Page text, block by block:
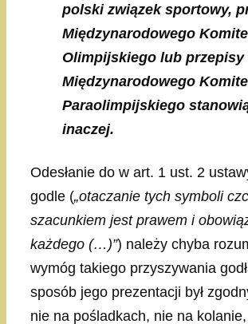
polski związek sportowy,
Międzynarodowego
Olimpijskiego lub przepisy
Międzynarodowego
Paraolimpijskiego
inaczej.
Odesłanie do w art. 1 ust. 2
godle („otaczanie tych symboli
szacunkiem jest prawem i
każdego (…)”) należy chyba
wymóg takiego przyszywania
sposób jego prezentacji był
nie na pośladkach, nie na